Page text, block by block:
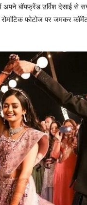
अपने बॉयफ्रेंड उर्विश देसाई
रोमांटिक फोटोज पर जमकर